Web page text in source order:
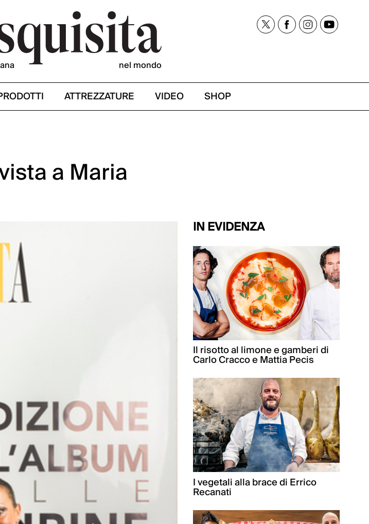
nel mondo
ATTREZZATURE VIDEO SHOP
a Maria
IN EVIDENZA
Il risotto al limone e gamberi di
Carlo Cracco e Mattia Pecis
I vegetali alla brace di Errico
Recanati